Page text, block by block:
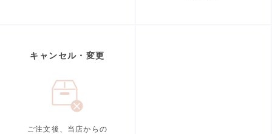
キャンセル・変更
ご注文後、当店からの